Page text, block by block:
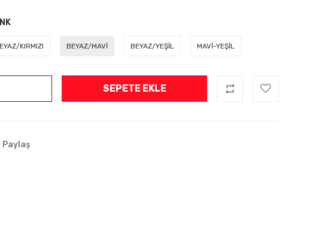
KIRMIZI BEYAZ/MAVİ BEYAZ/YEŞİL MAVİ-YEŞİL
SEPETE EKLE
Paylaş